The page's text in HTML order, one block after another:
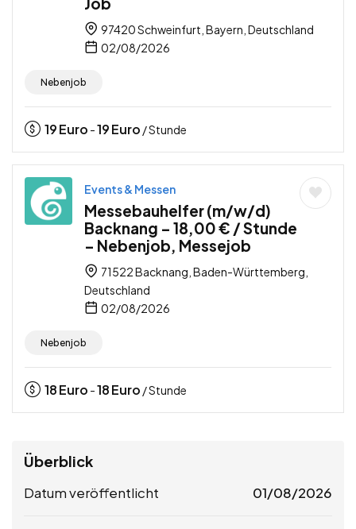
97420 Schweinfurt, Bayern, Deutschland
02/08/2026
Nebenjob
19Euro -19Euro / Stunde
Events & Messen
Messebauhelfer (m/w/d)
Backnang – 18,00 € / Stunde
– Nebenjob, Messejob
71522 Backnang, Baden-Württemberg,
Deutschland
02/08/2026
Nebenjob
18Euro -18Euro / Stunde
Überblick
Datum veröffentlicht 01/08/2026